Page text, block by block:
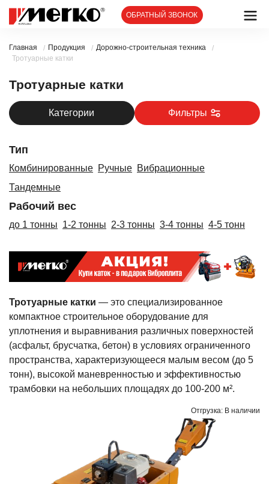
ОБРАТНЫЙ ЗВОНОК
Главная / Продукция / Дорожно-строительная техника
/
Тротуарные катки
Тротуарные катки
Категории Фильтры
Тип
Комбинированные Ручные Вибрационные
Тандемные
Рабочий вес
до 1 тонны 1-2 тонны 2-3 тонны 3-4 тонны 4-5 тонн
Тротуарные катки — это специализированное
компактное строительное оборудование для
уплотнения и выравнивания различных поверхностей
(асфальт, брусчатка, бетон) в условиях ограниченного
пространства, характеризующееся малым весом (до 5
тонн), высокой маневренностью и эффективностью
трамбовки на небольших площадях до 100-200 м².
Отгрузка: В наличии